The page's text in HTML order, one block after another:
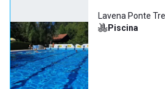
Lavena Ponte
Piscina